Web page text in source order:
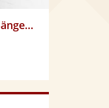
Gabi Reger Freie Rednerin & Sängerin